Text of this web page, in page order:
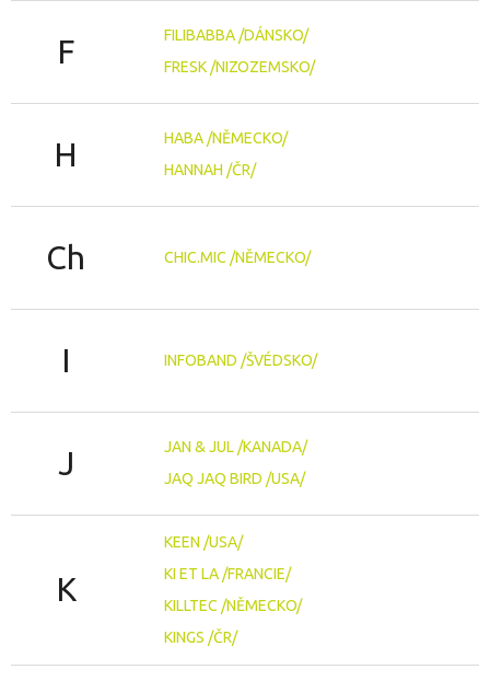
F
FILIBABBA /DÁNSKO/
FRESK /NIZOZEMSKO/
H
HABA /NĚMECKO/
HANNAH /ČR/
Ch CHIC.MIC /NĚMECKO/
I INFOBAND /ŠVÉDSKO/
J
JAN & JUL /KANADA/
JAQ JAQ BIRD /USA/
K
KEEN /USA/
KI ET LA /FRANCIE/
KILLTEC /NĚMECKO/
KINGS /ČR/